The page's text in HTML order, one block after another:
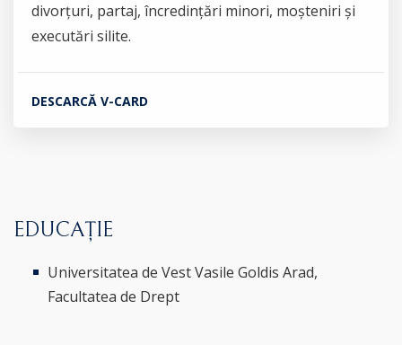
divorțuri, partaj, încredințări minori, moșteniri și
executări silite.
DESCARCĂ V-CARD
EDUCAȚIE
Universitatea de Vest Vasile Goldis Arad,
Facultatea de Drept